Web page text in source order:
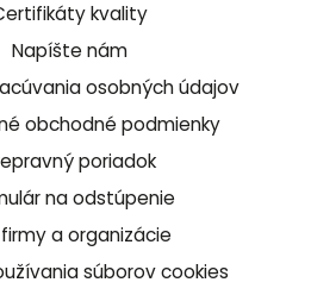
kvality
Napíšte nám
osobných údajov
obchodné podmienky
poriadok
na odstúpenie
a organizácie
súborov cookies